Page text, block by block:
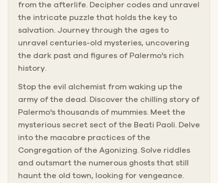
from the afterlife. Decipher codes and unravel
the intricate puzzle that holds the key to
salvation. Journey through the ages to
unravel centuries-old mysteries, uncovering
the dark past and figures of Palermo's rich
history.
Stop the evil alchemist from waking up the
army of the dead. Discover the chilling story of
Palermo's thousands of mummies. Meet the
mysterious secret sect of the Beati Paoli. Delve
into the macabre practices of the
Congregation of the Agonizing. Solve riddles
and outsmart the numerous ghosts that still
haunt the old town, looking for vengeance.